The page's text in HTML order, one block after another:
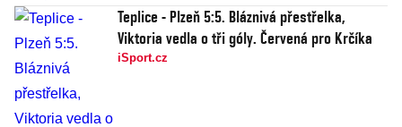
Teplice - Plzeň 5:5. Bláznivá přestřelka,
Viktoria vedla o tři góly. Červená pro Krčíka
iSport.cz